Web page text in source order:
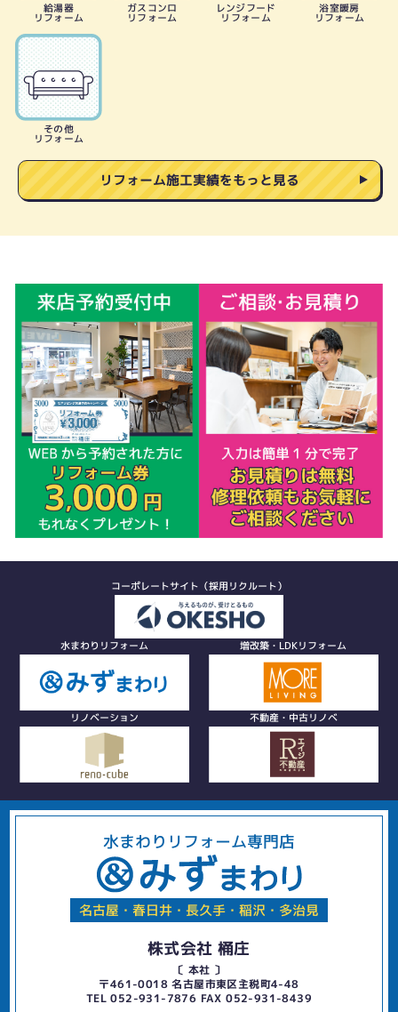
給湯器
リフォーム
ガスコンロ
リフォーム
レンジフード
リフォーム
浴室暖房
リフォーム
その他
リフォーム
リフォーム施工実績をもっと見る
コーポレートサイト（採用リクルート）
水まわりリフォーム 増改築・LDKリフォーム
リノベーション 不動産・中古リノベ
水まわりリフォーム専門店
名古屋・春日井・長久手・稲沢・多治見
株式会社 桶庄
〔 本社 〕
〒461-0018 名古屋市東区主税町4-48
TEL 052-931-7876 FAX 052-931-8439